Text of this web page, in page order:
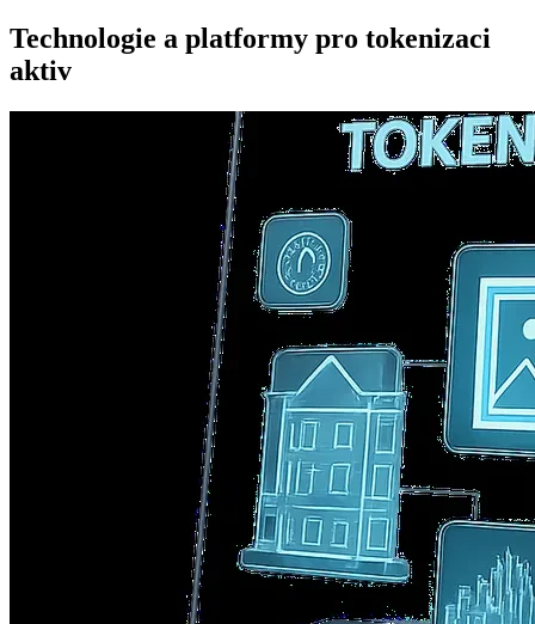
Technologie a platformy pro tokenizaci
aktiv